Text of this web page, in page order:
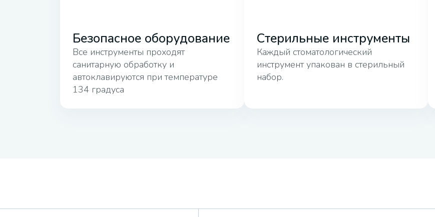
Безопасное оборудование
Все инструменты проходят
санитарную обработку и
автоклавируются при температуре
134 градуса
Стерильные инструменты
Каждый стоматологический
инструмент упакован в стерильный
набор.